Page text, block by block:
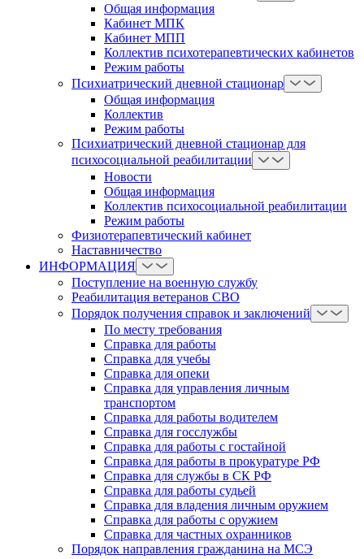
Общая информация
Кабинет МПК
Кабинет МПП
Коллектив психотерапевтических кабинетов
Режим работы
Психиатрический дневной стационар
Общая информация
Коллектив
Режим работы
Психиатрический дневной стационар для
психосоциальной реабилитации
Новости
Общая информация
Коллектив психосоциальной реабилитации
Режим работы
Физиотерапевтический кабинет
Наставничество
ИНФОРМАЦИЯ
Поступление на военную службу
Реабилитация ветеранов СВО
Порядок получения справок и заключений
По месту требования
Справка для работы
Справка для учебы
Справка для опеки
Справка для управления личным
транспортом
Справка для работы водителем
Справка для госслужбы
Справка для работы с гостайной
Справка для работы в прокуратуре РФ
Справка для службы в СК РФ
Справка для работы судьей
Справка для владения личным оружием
Справка для работы с оружием
Справка для частных охранников
Порядок направления гражданина на МСЭ